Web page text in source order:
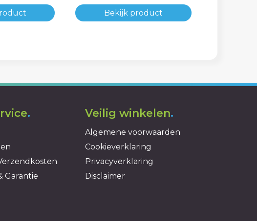
Bekijk product
.
Garantie
Veilig winkelen.
Algemene voorwaarden
Cookieverklaring
Privacyverklaring
Disclaimer